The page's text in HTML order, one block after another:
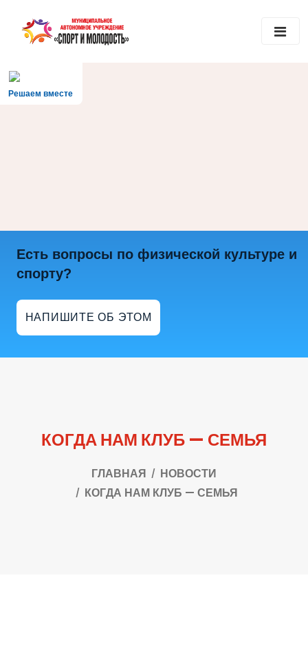
Решаем вместе
Есть вопросы по физической культуре и
спорту?
НАПИШИТЕ ОБ ЭТОМ
КОГДА НАМ КЛУБ — СЕМЬЯ
ГЛАВНАЯ
НОВОСТИ
КОГДА НАМ КЛУБ — СЕМЬЯ